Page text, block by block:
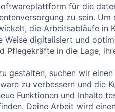
für die
zu sein. Um
die Arbeitsabläufe in
Weise digitalisiert und
Pflegekräfte in die Lage,
gestalten, suchen wir einen
zu verbessern und die
Funktionen und Inhalte
Deine Arbeit wird